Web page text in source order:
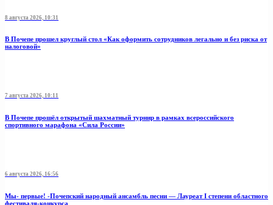
8 августа 2026, 10:31
В Почепе прошел круглый стол «Как оформить сотрудников легально и без риска от
налоговой»
7 августа 2026, 10:11
В Почепе прошёл открытый шахматный турнир в рамках всероссийского
спортивного марафона «Сила России»
6 августа 2026, 16:56
Мы- первые! -Почепский народный ансамбль песни — Лауреат I степени областного
фестиваля-конкурса